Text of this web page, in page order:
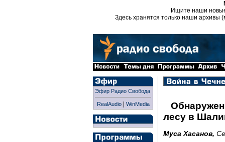
Ищите наши
Здесь хранятся только наши архивы
Эфир Радио Свобода
RealAudio| WinMedia
лесу в
Муса Хасанов,